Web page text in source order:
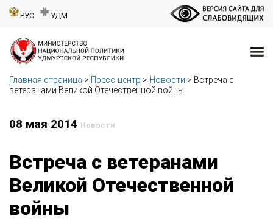
РУС УДМ
Главная страница > Пресс-центр > Новости > Встреча с
ветеранами Великой Отечественной войны
08 мая 2014 Новости
Встреча с ветеранами
Великой Отечественной
войны